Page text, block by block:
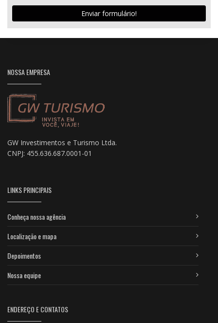
Enviar formulário!
NOSSA EMPRESA
GW Investimentos e Turismo Ltda.
CNPJ: 455.636.687.0001-01
LINKS PRINCIPAIS
Conheça nossa agência
Localização e mapa
Depoimentos
Nossa equipe
ENDEREÇO E CONTATOS